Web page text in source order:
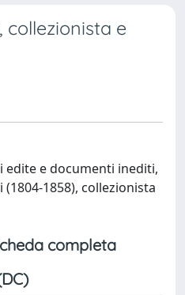
collezionista e
edite e documenti inediti,
1858), collezionista
completa